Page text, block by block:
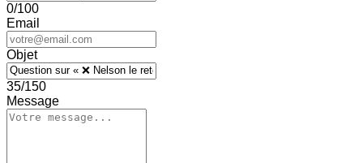
0/100
Email
Objet
35/150
Message